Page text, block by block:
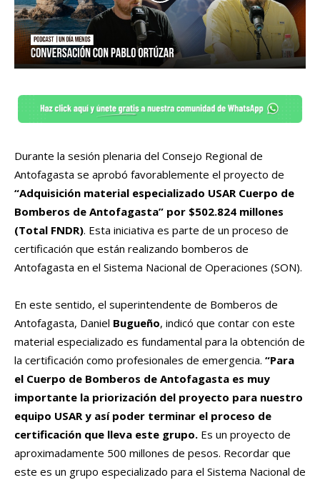
Durante la sesión plenaria del Consejo Regional de
Antofagasta se aprobó favorablemente el proyecto de
“Adquisición material especializado USAR Cuerpo de
Bomberos de Antofagasta” por $502.824 millones
(Total FNDR). Esta iniciativa es parte de un proceso de
certificación que están realizando bomberos de
Antofagasta en el Sistema Nacional de Operaciones (SON).
En este sentido, el superintendente de Bomberos de
Antofagasta, Daniel Bugueño, indicó que contar con este
material especializado es fundamental para la obtención de
la certificación como profesionales de emergencia. “Para
el Cuerpo de Bomberos de Antofagasta es muy
importante la priorización del proyecto para nuestro
equipo USAR y así poder terminar el proceso de
certificación que lleva este grupo. Es un proyecto de
aproximadamente 500 millones de pesos. Recordar que
este es un grupo especializado para el Sistema Nacional de